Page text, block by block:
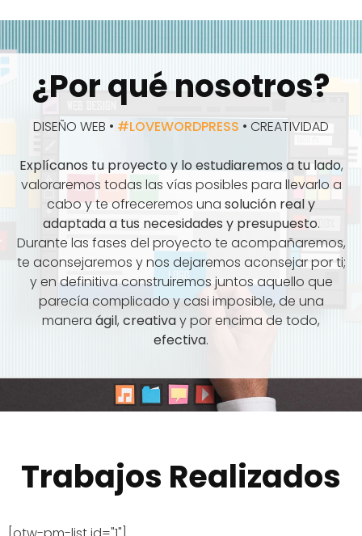
¿Por qué nosotros?
DISEÑO WEB • #LOVEWORDPRESS • CREATIVIDAD
Explícanos tu proyecto y lo estudiaremos a tu lado,
valoraremos todas las vías posibles para llevarlo a
cabo y te ofreceremos una solución real y
adaptada a tus necesidades y presupuesto.
Durante las fases del proyecto te acompañaremos,
te aconsejaremos y nos dejaremos aconsejar por ti;
y en definitiva construiremos juntos aquello que
parecía complicado y casi imposible, de una
manera ágil, creativay por encima de todo,
efectiva.
Trabajos Realizados